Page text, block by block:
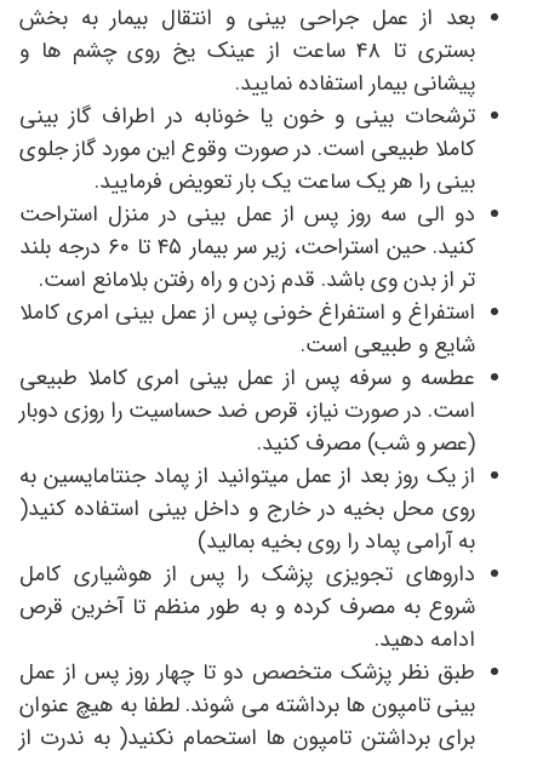
بعد از عمل جراحی بینی و انتقال بیمار به بخش
بستری تا ٤٨ ساعت از عینک یخ روی چشم ها و
پیشانی بیمار استفاده نمایید.
ترشحات بینی و خون یا خونابه در اطراف گاز بینی
کاملا طبیعی است. در صورت وقوع این مورد گاز جلوی
بینی را هر يك ساعت یک بار تعویض فرمایید.
دو الی سه روز پس از عمل بینی در منزل استراحت
کنید. حین استراحت، زیر سر بیمار ۴۵ تا ۶۰ درجه بلند
تر از بدن وی باشد. قدم زدن و راه رفتن بلامانع است.
استفراغ و استفراغ خونی پس از عمل بینی امری کاملا
شایع و طبیعی است.
عطسه و سرفه پس از عمل بینی امری کاملا طبیعی
است. در صورت نیاز، قرص ضد حساسیت را روزی دوبار
(عصر و شب) مصرف کنید.
از يك روز بعد از عمل ميتوانيد از پماد جنتامايسين به
روى محل بخيه در خارج و داخل بينى استفاده كنيد(
به آرامى پماد را روى بخيه بماليد)
داروهای تجویزی پزشک را پس از هوشیاری کامل
شروع به مصرف کرده و به طور منظم تا آخرین قرص
ادامه دهید.
طبق نظر پزشک متخصص دو تا چهار روز پس از عمل
بینی تامپون ها برداشته می شوند. لطفا به هیچ عنوان
برای برداشتن تامپون ها استحمام نکنید( به ندرت از